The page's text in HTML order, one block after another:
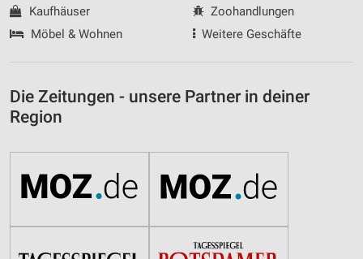
Kaufhäuser
Möbel & Wohnen
Zoohandlungen
Weitere Geschäfte
Die Zeitungen - unsere Partner in deiner
Region